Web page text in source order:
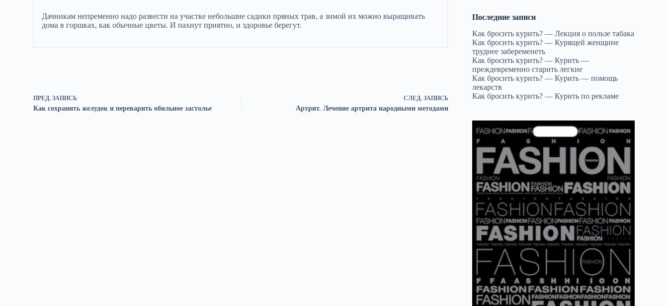
Дачникам непременно надо развести на участке небольшие садики пряных трав, а зимой их можно выращивать
дома в горшках, как обычные цветы. И пахнут приятно, и здоровье берегут.
ПРЕД.ЗАПИСЬ
Как сохранить желудок и переварить обильное застолье
СЛЕД. ЗАПИСЬ
Артрит. Лечение артрита народными методами
Последние записи
Как бросить курить? — Лекция о пользе табака
Как бросить курить? — Курящей женщине
труднее забеременеть
Как бросить курить? — Курить —
преждевременно старить легкие
Как бросить курить? — Курить — помощь
лекарств
Как бросить курить? — Курить по рекламе